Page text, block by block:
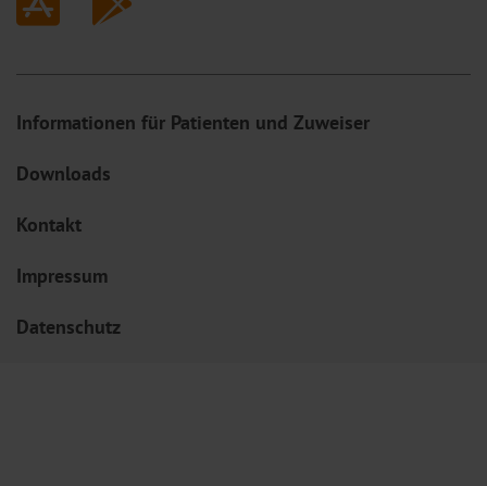
Informationen für Patienten und Zuweiser
Downloads
Kontakt
Impressum
Datenschutz